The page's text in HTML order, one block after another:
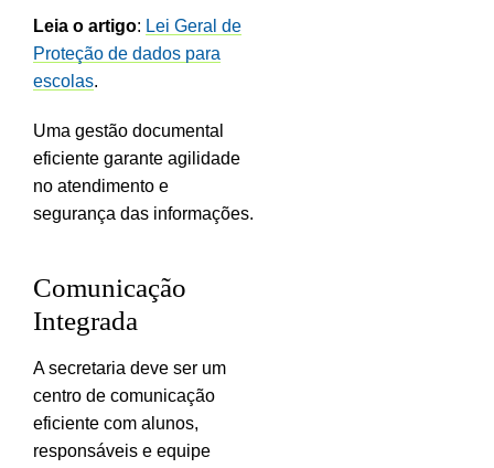
Leia o artigo: Lei Geral de
Proteção de dados para
escolas.
Uma gestão documental
eficiente garante agilidade
no atendimento e
segurança das informações.
Comunicação
Integrada
A secretaria deve ser um
centro de comunicação
eficiente com alunos,
responsáveis e equipe